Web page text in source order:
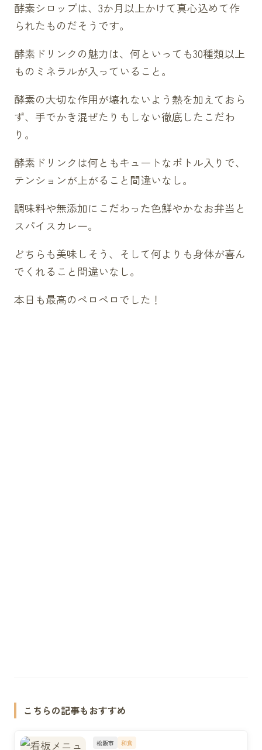
酵素シロップは、3か月以上かけて真心込めて作
られたものだそうです。
酵素ドリンクの魅力は、何といっても30種類以上
ものミネラルが入っていること。
酵素の大切な作用が壊れないよう熱を加えておら
ず、手でかき混ぜたりもしない徹底したこだわ
り。
酵素ドリンクは何ともキュートなボトル入りで、
テンションが上がること間違いなし。
調味料や無添加にこだわった色鮮やかなお弁当と
スパイスカレー。
どちらも美味しそう、そして何よりも身体が喜ん
でくれること間違いなし。
本日も最高のペロペロでした！
こちらの記事もおすすめ
松阪市 和食